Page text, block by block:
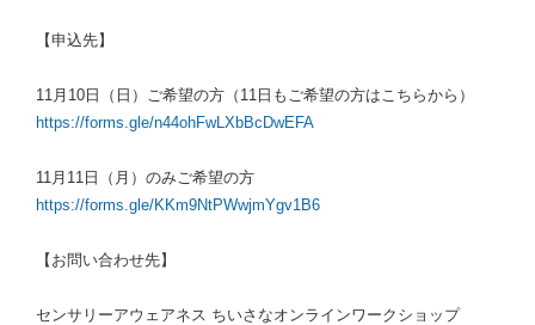
【申込先】
11月10日（日）ご希望の方（11日もご希望の方はこちらから）
https://forms.gle/n44ohFwLXbBcDwEFA
11月11日（月）のみご希望の方
https://forms.gle/KKm9NtPWwjmYgv1B6
【お問い合わせ先】
センサリーアウェアネス ちいさなオンラインワークショップ